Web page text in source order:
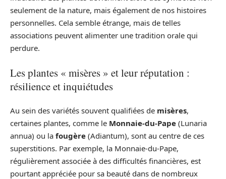
seulement de la nature, mais également de nos histoires
personnelles. Cela semble étrange, mais de telles
associations peuvent alimenter une tradition orale qui
perdure.
Les plantes « misères » et leur réputation :
résilience et inquiétudes
Au sein des variétés souvent qualifiées de misères,
certaines plantes, comme le Monnaie-du-Pape (Lunaria
annua) ou la fougère (Adiantum), sont au centre de ces
superstitions. Par exemple, la Monnaie-du-Pape,
régulièrement associée à des difficultés financières, est
pourtant appréciée pour sa beauté dans de nombreux